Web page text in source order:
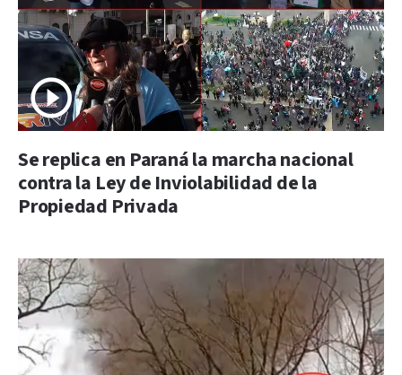
Se replica en Paraná la marcha nacional
contra la Ley de Inviolabilidad de la
Propiedad Privada